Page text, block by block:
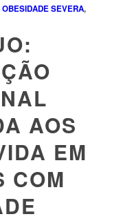
OBESIDADE SEVERA,
AOS
EM
COM